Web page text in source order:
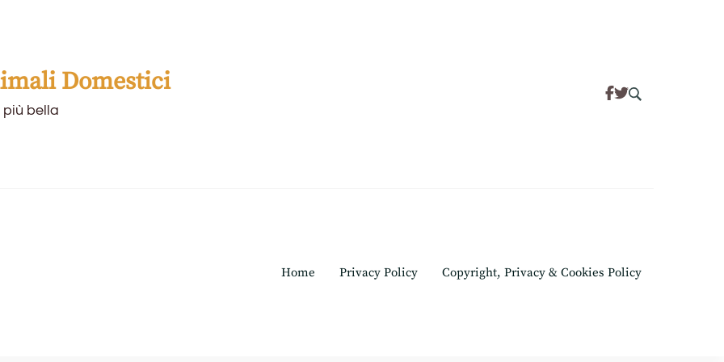
Domestici
più bella
Home Privacy Policy Copyright, Privacy & Cookies Policy